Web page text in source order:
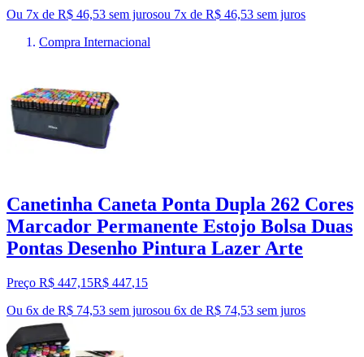
Ou 7x de R$ 46,53 sem jurosou 7x de R$ 46,53 sem juros
Compra Internacional
Canetinha Caneta Ponta Dupla 262 Cores
Marcador Permanente Estojo Bolsa Duas
Pontas Desenho Pintura Lazer Arte
Preço R$ 447,15R$ 447,15
Ou 6x de R$ 74,53 sem jurosou 6x de R$ 74,53 sem juros